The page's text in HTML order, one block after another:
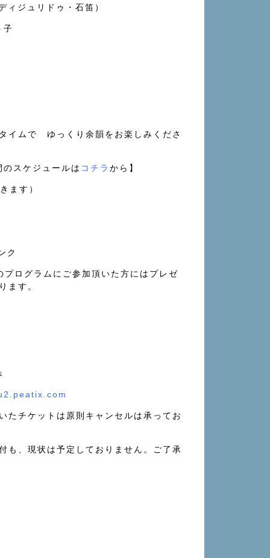
ジュリドゥ・石笛）
子
イムで ゆっくり余韻をお楽しみくださ
スケジュールは コチラ から】
ます）
ク
ログラムにご参加頂いた方にはプレゼ
ます。
たチケットは原則キャンセルは承ってお
も、現状は予定しておりません。ご了承